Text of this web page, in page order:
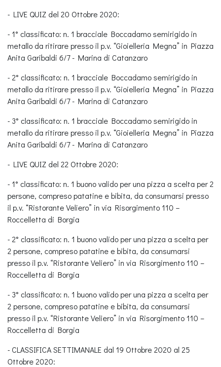
- LIVE QUIZ del 20 Ottobre 2020:
- 1° classificato: n. 1 bracciale Boccadamo semirigido in
metallo da ritirare presso il p.v. “Gioielleria Megna” in Piazza
Anita Garibaldi 6/7 - Marina di Catanzaro
- 2° classificato: n. 1 bracciale Boccadamo semirigido in
metallo da ritirare presso il p.v. “Gioielleria Megna” in Piazza
Anita Garibaldi 6/7 - Marina di Catanzaro
- 3° classificato: n. 1 bracciale Boccadamo semirigido in
metallo da ritirare presso il p.v. “Gioielleria Megna” in Piazza
Anita Garibaldi 6/7 - Marina di Catanzaro
- LIVE QUIZ del 22 Ottobre 2020:
- 1° classificato: n. 1 buono valido per una pizza a scelta per 2
persone, compreso patatine e bibita, da consumarsi presso
il p.v. “Ristorante Veliero” in via Risorgimento 110 –
Roccelletta di Borgia
- 2° classificato: n. 1 buono valido per una pizza a scelta per
2 persone, compreso patatine e bibita, da consumarsi
presso il p.v. “Ristorante Veliero” in via Risorgimento 110 –
Roccelletta di Borgia
- 3° classificato: n. 1 buono valido per una pizza a scelta per
2 persone, compreso patatine e bibita, da consumarsi
presso il p.v. “Ristorante Veliero” in via Risorgimento 110 –
Roccelletta di Borgia
- CLASSIFICA SETTIMANALE dal 19 Ottobre 2020 al 25
Ottobre 2020: